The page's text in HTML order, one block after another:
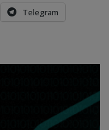
Telegram